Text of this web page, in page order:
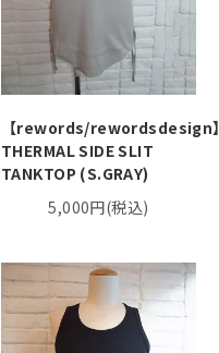
【rewords/rewordsdesign】
THERMAL SIDE SLIT
TANKTOP (S.GRAY)
5,000円(税込)